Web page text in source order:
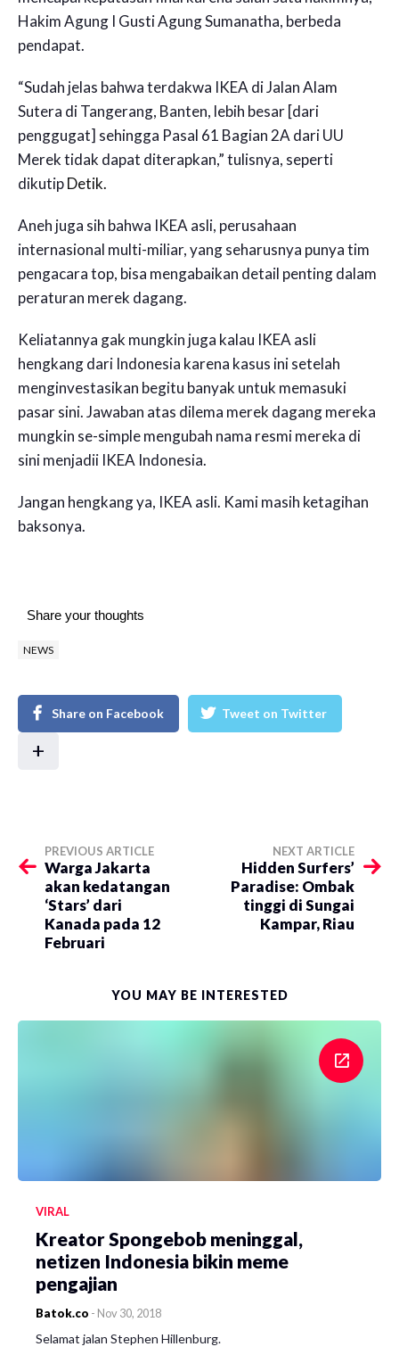
Hakim Agung I Gusti Agung Sumanatha, berbeda
pendapat.
“Sudah jelas bahwa terdakwa IKEA di Jalan Alam
Sutera di Tangerang, Banten, lebih besar [dari
penggugat] sehingga Pasal 61 Bagian 2A dari UU
Merek tidak dapat diterapkan,” tulisnya, seperti
dikutipDetik.
Aneh juga sih bahwa IKEA asli, perusahaan
internasional multi-miliar, yang seharusnya punya tim
pengacara top, bisa mengabaikan detail penting dalam
peraturan merek dagang.
Keliatannya gak mungkin juga kalau IKEA asli
hengkang dari Indonesia karena kasus ini setelah
menginvestasikan begitu banyak untuk memasuki
pasar sini. Jawaban atas dilema merek dagang mereka
mungkin se-simple mengubah nama resmi mereka di
sini menjadii IKEA Indonesia.
Jangan hengkang ya, IKEA asli. Kami masih ketagihan
baksonya.
Share your thoughts
NEWS
Share on Facebook Tweet on Twitter
+
PREVIOUS ARTICLE
Warga Jakarta
akan kedatangan
‘Stars’ dari
Kanada pada 12
Februari
NEXT ARTICLE
Hidden Surfers’
Paradise: Ombak
tinggi di Sungai
Kampar, Riau
YOU MAY BE INTERESTED
VIRAL
Kreator Spongebob meninggal,
netizen Indonesia bikin meme
pengajian
Batok.co - Nov 30, 2018
Selamat jalan Stephen Hillenburg.